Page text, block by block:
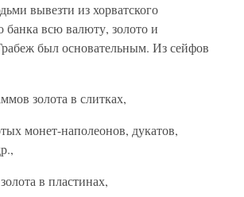
вывезти из хорватского
банка всю валюту, золото и
был основательным. Из сейфов
золота в слитках,
монет-наполеонов, дукатов,
в пластинах,